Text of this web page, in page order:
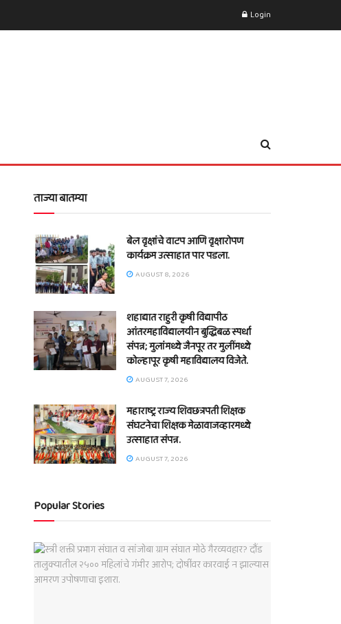
Login
ताज्या बातम्या
बेल वृक्षांचे वाटप आणि वृक्षारोपण
कार्यक्रम उत्साहात पार पडला.
AUGUST 8, 2026
शहाद्यात राहुरी कृषी विद्यापीठ
आंतरमहाविद्यालयीन बुद्धिबळ स्पर्धा
संपन्न; मुलांमध्ये जैनपूर तर मुलींमध्ये
कोल्हापूर कृषी महाविद्यालय विजेते.
AUGUST 7, 2026
महाराष्ट्र राज्य शिवछत्रपती शिक्षक
संघटनेचा शिक्षक मेळावाजव्हारमध्ये
उत्साहात संपन्न.
AUGUST 7, 2026
Popular Stories